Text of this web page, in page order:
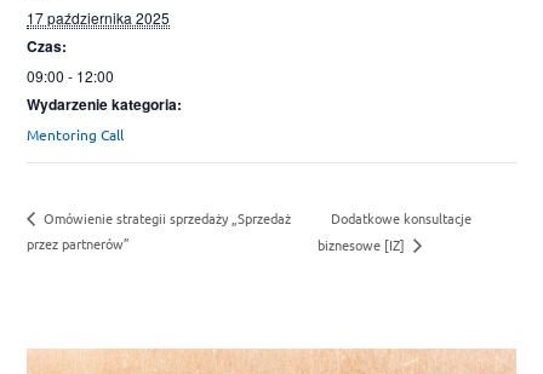
17 października 2025
Czas:
09:00 - 12:00
Wydarzenie kategoria:
Mentoring Call
Omówienie strategii sprzedaży „Sprzedaż
przez partnerów”
Dodatkowe konsultacje
biznesowe [IZ]